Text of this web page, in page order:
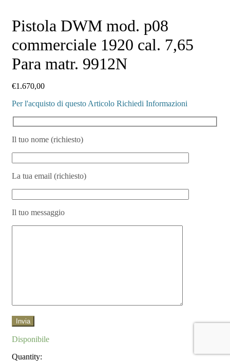
Pistola DWM mod. p08
commerciale 1920 cal. 7,65
Para matr. 9912N
€1.670,00
Per l'acquisto di questo Articolo Richiedi Informazioni
Il tuo nome (richiesto)
La tua email (richiesto)
Il tuo messaggio
Disponibile
Quantity: